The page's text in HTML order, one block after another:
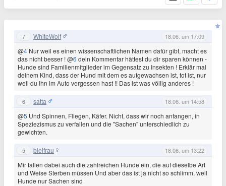
7 WhiteWolf 18.06. um 17:09
@4 Nur weil es einen wissenschaftlichen Namen dafür gibt, macht es
das nicht besser ! @6 dein Kommentar hättest du dir sparen können -
Hunde sind Familienmitglieder im Gegensatz zu Insekten ! Erklär mal
deinem Kind, dass der Hund mit dem es aufgewachsen ist, tot ist, nur
weil du ihn im Auto vergessen hast !! Das ist was völlig anderes !
6 satta 18.06. um 14:58
@5 Und Spinnen, Fliegen, Käfer. Nicht, dass wir noch anfangen, in
Speziezismus zu verfallen und die "Sachen" unterschiedlich zu
gewichten.
5 bleifrau 18.06. um 13:22
Mir fallen dabei auch die zahlreichen Hunde ein, die auf dieselbe Art
und Weise Sterben müssen Und aber das ist ja nicht so schlimm, weil
Hunde nur Sachen sind